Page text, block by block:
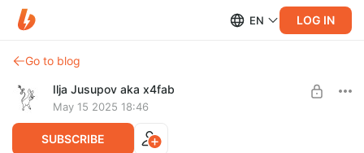
EN LOG IN
Go to blog
Ilja Jusupov aka x4fab
May 15 2025 18:46
SUBSCRIBE